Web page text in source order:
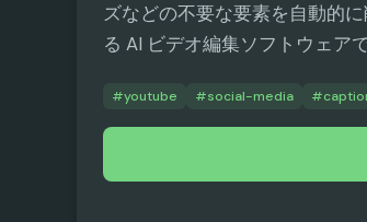
ズなどの不要な要素を自動的
る AI ビデオ編集ソフトウェアで
#youtube #social-media #